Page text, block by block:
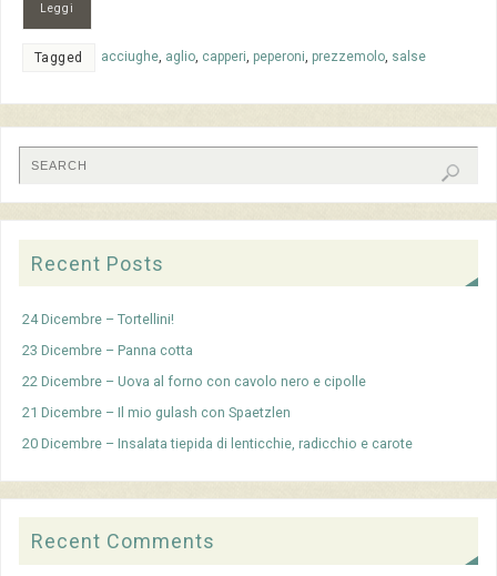
Leggi
Tagged acciughe, aglio, capperi peperoni prezzemolo, salse
Recent Posts
24 Dicembre – Tortellini!
23 Dicembre – Panna cotta
22 Dicembre – Uova al forno con cavolo nero e cipolle
21 Dicembre – Il mio gulash con Spaetzlen
20 Dicembre – Insalata tiepida di lenticchie, radicchio e carote
Recent Comments